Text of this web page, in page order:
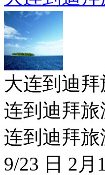
大连到迪
连到迪拜
连到迪拜
9/23 日 2月